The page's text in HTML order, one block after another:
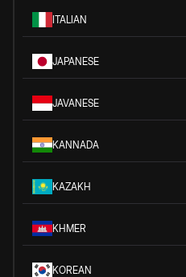
ITALIAN
JAPANESE
JAVANESE
KANNADA
KAZAKH
KHMER
KOREAN